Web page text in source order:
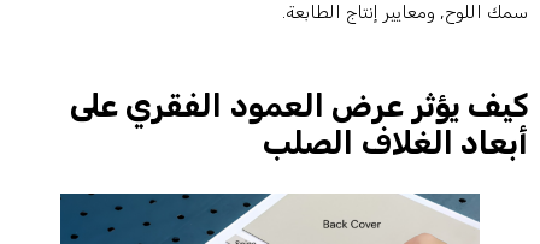
اللوح, ومعايير إنتاج الطابعة.
يؤثر عرض العمود الفقري على
الغلاف الصلب